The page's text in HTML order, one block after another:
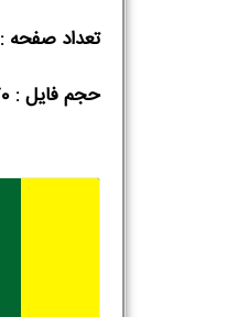
تعداد صفحه : 116
حجم فایل :‌ 170 مگابایت